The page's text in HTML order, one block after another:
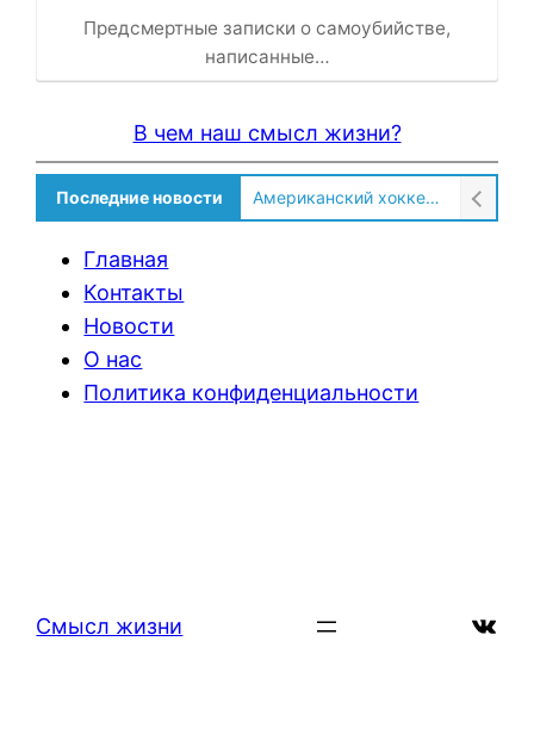
Предсмертные записки о самоубийстве,
написанные…
В чем наш смысл жизни?
Последние новости
Американский хоккеист рассказал о культурном шоке после переезда в Россию!
Солдат ВСУ говорит о том, чтобы продавали топливо для ремонта техники в Угледаре
Главная
Контакты
Новости
О нас
Политика конфиденциальности
Смысл жизни